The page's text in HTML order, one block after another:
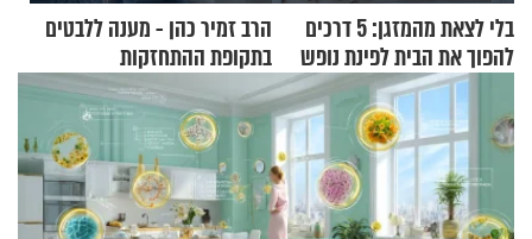
בלי לצאת מהמזגן: 5 דרכים
להפוך את הבית לפינת נופש
מעוצבת
הרב זמיר כהן - מענה ללבטים
בתקופת ההתחזקות